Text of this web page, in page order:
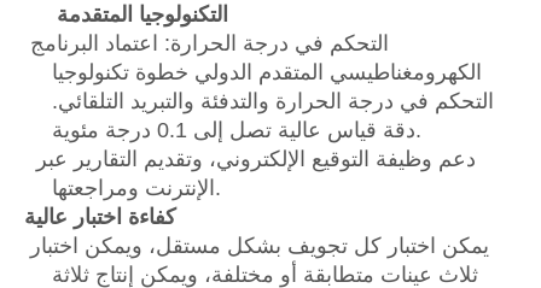
التكنولوجيا المتقدمة
الكهرومغناطيسي المتقدم الدولي خطوة تكنولوجيا
التحكم في درجة الحرارة والتدفئة والتبريد التلقائي.
دقة قياس عالية تصل إلى 0.1 درجة مئوية.
الإنترنت ومراجعتها.
كفاءة اختبار عالية
ثلاث عينات متطابقة أو مختلفة، ويمكن إنتاج ثلاثة